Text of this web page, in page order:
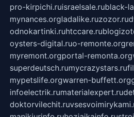
pro-kirpichi.ruisraelsale.rublack-
mynances.orgladalike.ruzozor.ru
odnokartinki.ruhtccare.ru
oysters-digital.ruo-remonte.org
myremont.orgportal-remonta.org
superdeutsch.rumycrazystars.ru
mypetslife.orgwarren-buffett.org
infoelectrik.rumaterialexpert.ru
doktorvilechit.ru